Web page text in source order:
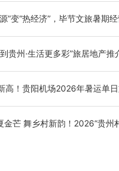
”变“热经济”，毕节文旅暑期
贵州·生活更多彩”旅居地产推
高！贵阳机场2026年暑运单日
金芒 舞乡村新韵！2026“贵州